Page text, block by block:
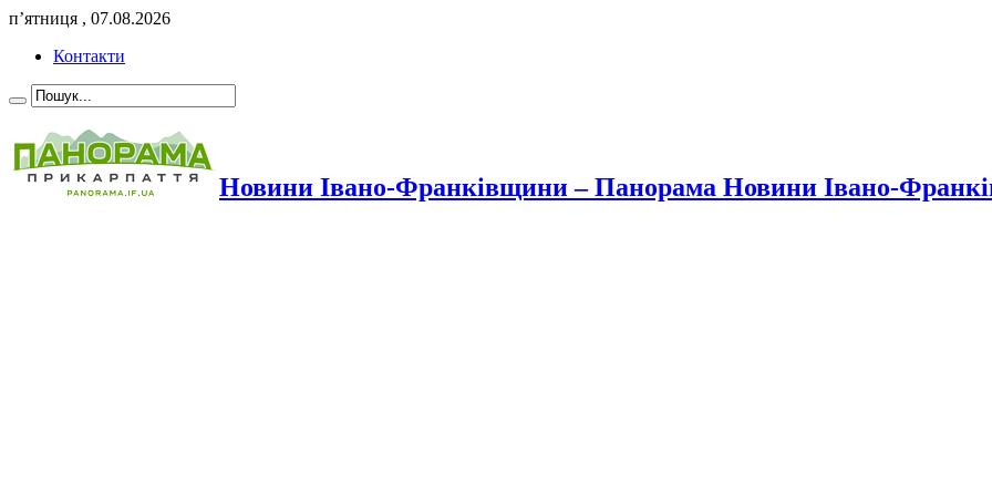
п’ятниця , 07.08.2026
Контакти
Новини Івано-Франківщини – Панорама Новини Івано-